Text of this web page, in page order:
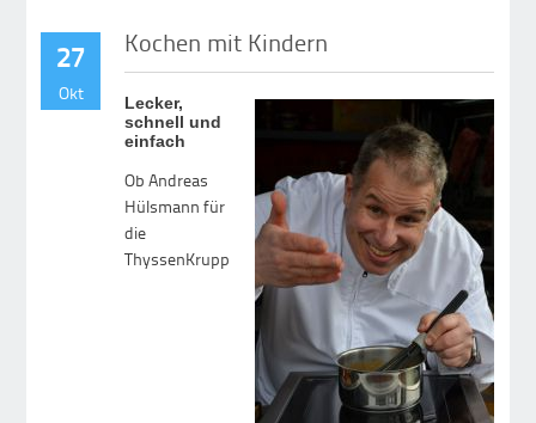
27
Okt
Kochen mit Kindern
Lecker,
schnell und
einfach
Ob Andreas
Hülsmann für
die
ThyssenKrupp